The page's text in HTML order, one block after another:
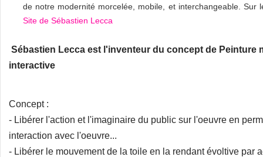
de notre modernité morcelée, mobile, et interchangeable. Sur
Site de Sébastien Lecca
Sébastien Lecca est l'inventeur du concept de Peinture
interactive
Concept :
- Libérer l'action et l'imaginaire du public sur l'oeuvre en
interaction avec l'oeuvre...
- Libérer le mouvement de la toile en la rendant évoltive par